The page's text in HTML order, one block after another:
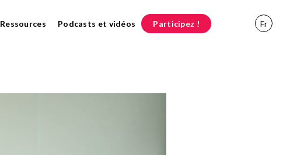
Ressources Podcasts et vidéos Participez ! Fr